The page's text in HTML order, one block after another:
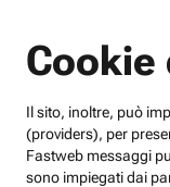
Cookie
Il sito, inoltre, può
(providers), per
Fastweb messaggi
sono impiegati dai